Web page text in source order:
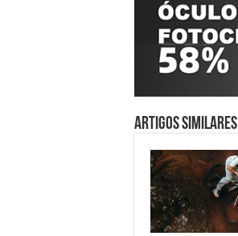
Artigos similares